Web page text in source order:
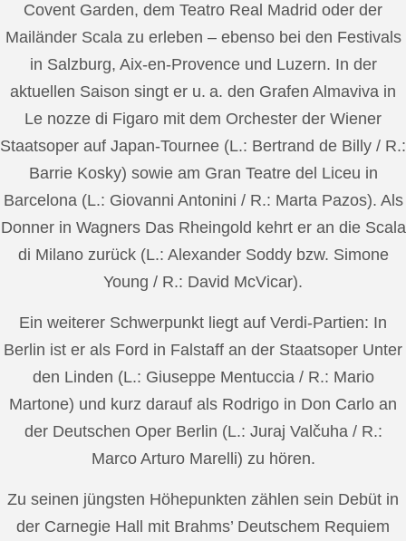
Covent Garden, dem Teatro Real Madrid oder der
Mailänder Scala zu erleben – ebenso bei den Festivals
in Salzburg, Aix-en-Provence und Luzern. In der
aktuellen Saison singt er u. a. den Grafen Almaviva in
Le nozze di Figaro mit dem Orchester der Wiener
Staatsoper auf Japan-Tournee (L.: Bertrand de Billy / R.:
Barrie Kosky) sowie am Gran Teatre del Liceu in
Barcelona (L.: Giovanni Antonini / R.: Marta Pazos). Als
Donner in Wagners Das Rheingold kehrt er an die Scala
di Milano zurück (L.: Alexander Soddy bzw. Simone
Young / R.: David McVicar).
Ein weiterer Schwerpunkt liegt auf Verdi-Partien: In
Berlin ist er als Ford in Falstaff an der Staatsoper Unter
den Linden (L.: Giuseppe Mentuccia / R.: Mario
Martone) und kurz darauf als Rodrigo in Don Carlo an
der Deutschen Oper Berlin (L.: Juraj Valčuha / R.:
Marco Arturo Marelli) zu hören.
Zu seinen jüngsten Höhepunkten zählen sein Debüt in
der Carnegie Hall mit Brahms’ Deutschem Requiem